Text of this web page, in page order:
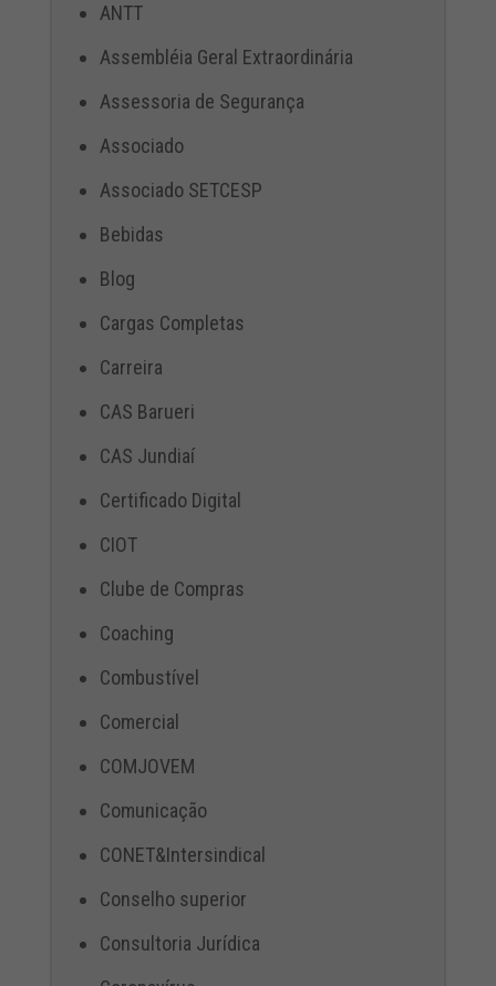
ANTT
Assembléia Geral Extraordinária
Assessoria de Segurança
Associado
Associado SETCESP
Bebidas
Blog
Cargas Completas
Carreira
CAS Barueri
CAS Jundiaí
Certificado Digital
CIOT
Clube de Compras
Coaching
Combustível
Comercial
COMJOVEM
Comunicação
CONET&Intersindical
Conselho superior
Consultoria Jurídica